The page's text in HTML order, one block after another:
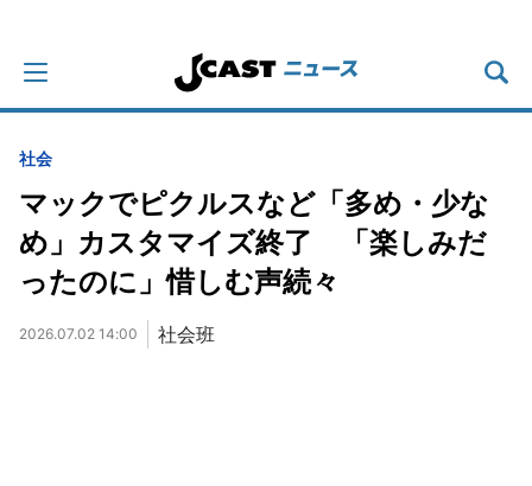
社会
マックでピクルスなど「多め・少な
め」カスタマイズ終了 「楽しみだ
ったのに」惜しむ声続々
2026.07.02 14:00 社会班